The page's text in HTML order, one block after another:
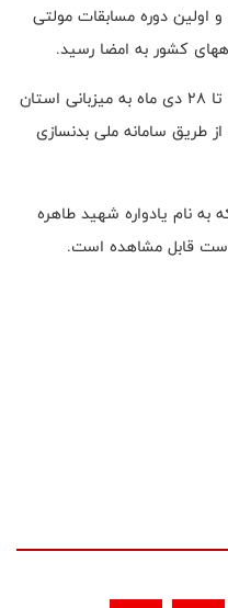
اولین دوره مسابقات مولتی
کشور به امضا رسید.
مقرر شد این رقابت ها طی روزهای 26 تا 28 دی ماه به میزبانی استان
از طریق سامانه ملی بدنسازی
نام یادواره شهید طاهره
قابل مشاهده است.